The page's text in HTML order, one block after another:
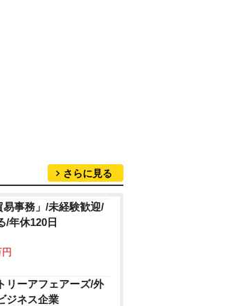
さらに見る
易事務」/未経験歓迎/
/年休120日
リーアフェアーズ/外
ジネス企業